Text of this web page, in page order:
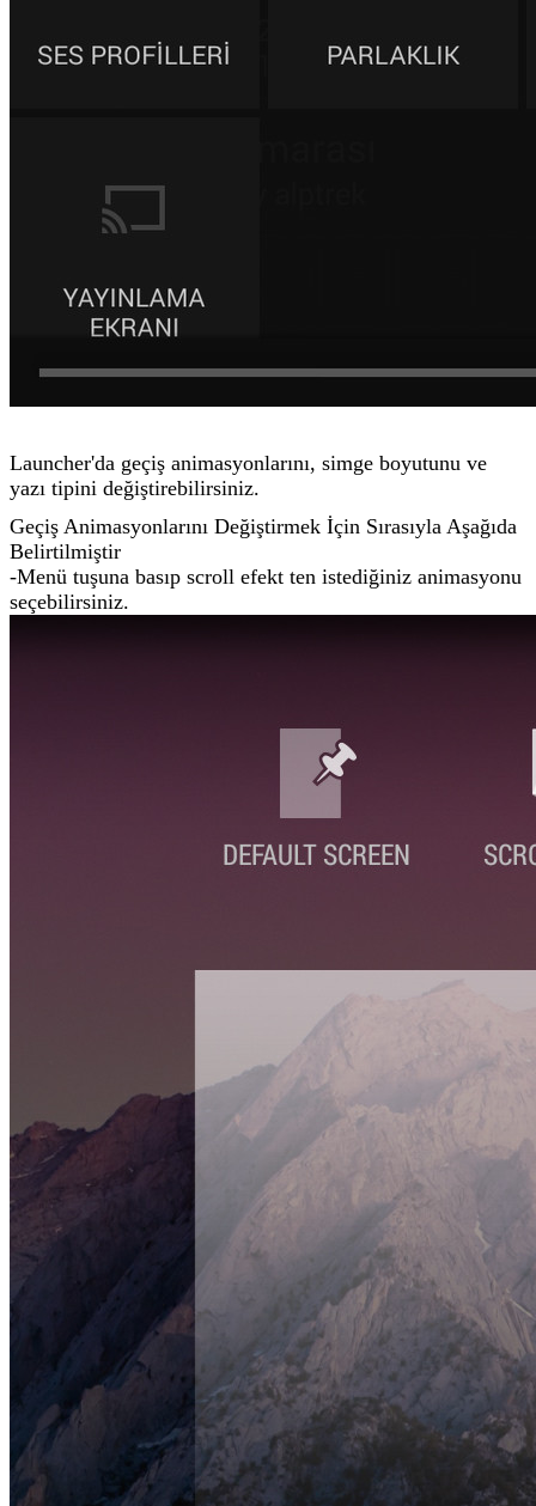
Launcher'da geçiş animasyonlarını, simge boyutunu ve
yazı tipini değiştirebilirsiniz.
Geçiş Animasyonlarını Değiştirmek İçin Sırasıyla Aşağıda
Belirtilmiştir
-Menü tuşuna basıp scroll efekt ten istediğiniz animasyonu
seçebilirsiniz.